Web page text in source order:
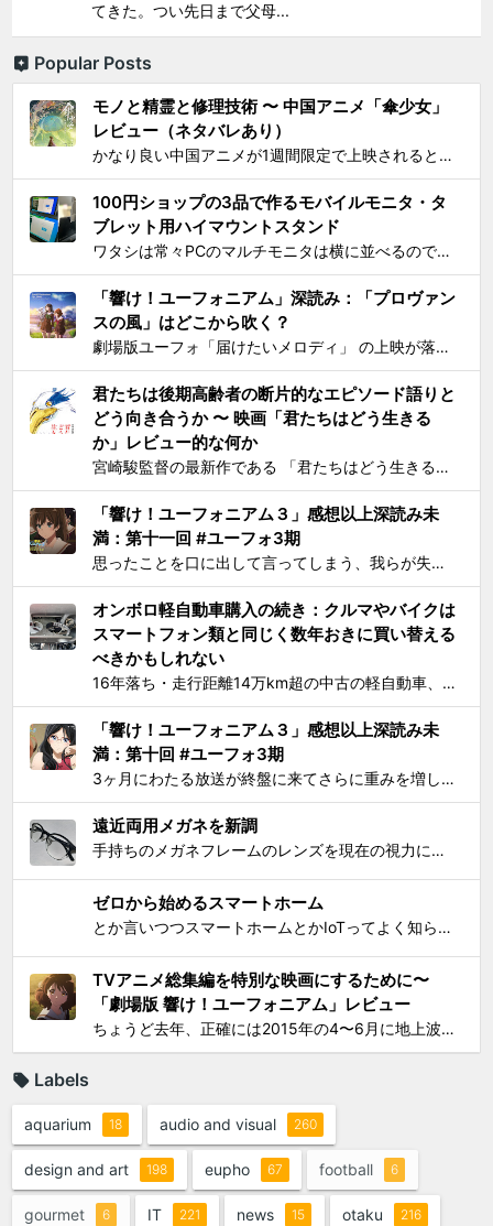
てきた。つい先日まで父母...
Popular Posts
モノと精霊と修理技術 〜 中国アニメ「傘少女」
レビュー（ネタバレあり）
かなり良い中国アニメが1週間限定で上映されるとSNS上で見かけ、それがたまたま通勤圏内の映画館だったし、なにより「 羅小黒戦記 」で食らった衝撃を忘れることはできないので、 映画『傘少女 ー精霊たちの物語ー』 を見てきた。 いかにも中国アニメと思わせるプロローグからタイトルが...
100円ショップの3品で作るモバイルモニタ・タ
ブレット用ハイマウントスタンド
ワタシは常々PCのマルチモニタは横に並べるのではなく縦に積み重ねろと主張してきたわけですが 📺📺 ← こうじゃなくて 📺 ← 📺 ← こう！ ノートPCの画面上部にモバイルモニター・タブレットをこのように配置するスタンドを探しても一長一短なので、100円ショ...
「響け！ユーフォニアム」深読み：「プロヴァン
スの風」はどこから吹く？
劇場版ユーフォ「届けたいメロディ」 の上映が落ち着いてきたので、そろそろ久美子が高校1年生時代の話をするのもおしまいにする頃合いと見て小ネタを投下。 原作小説とは違ってアニメ版では、課題曲：「プロヴァンスの風」、自由曲「三日月の舞」となっているのは皆さんご存知の通り。「...
君たちは後期高齢者の断片的なエピソード語りと
どう向き合うか 〜 映画「君たちはどう生きる
か」レビュー的な何か
宮崎駿監督の最新作である 「君たちはどう生きるか」 を、封切初日のちょうど先週に見た。 個人的には、アニメとしては楽しめたけど物語はつまらないと感じた。エンドクレジットのプロデューサー欄に実の息子である宮崎吾朗氏の名前が載ってて最悪とも思ったりしたのだが、見た直後に呟いたこと...
「響け！ユーフォニアム３」感想以上深読み未
満：第十一回 #ユーフォ3期
思ったことを口に出して言ってしまう、我らが失言王たる黄前久美子がまたもやブチかましてくれました。 「変ですよね、学校の吹奏楽って」 リアルな吹奏楽の世界では一種の禁句めいた話題らしいところまで切り込んでくるあたり、ユーフォ3の覚悟の程が再確認できます。 それはともかく久...
オンボロ軽自動車購入の続き：クルマやバイクは
スマートフォン類と同じく数年おきに買い替える
べきかもしれない
16年落ち・走行距離14万km超の中古の軽自動車、2006年式スズキKeiワークス（HN22S型）の2WD・MT版を買った のが1ヶ月とちょっと前、あれこれと手を加えては都度Twitterに報告していたが、購入当初に予定していたモデファイがだいたい落ち着いたので中間報告と、いじっ...
「響け！ユーフォニアム３」感想以上深読み未
満：第十回 #ユーフォ3期
3ヶ月にわたる放送が終盤に来てさらに重みを増して、それをどう自分なりに消化してテキストとして残せばいいかを考えてたら数週間が経過してました。難関である関西大会を前に北宇治高校吹奏楽部とその部長でひとりのユーフォニアム奏者でもある黄前久美子という人物に「史上最大の危機」が訪れたのが...
遠近両用メガネを新調
手持ちのメガネフレームのレンズを現在の視力に合わせて総入れ替えしてから気になり始めた手元を見るときの違和感が特にこの1年で増したので、思い切って遠近両用メガネを新調した。要するにアラフィフにふさわしく老眼が進んで近くが見えづらくなったので、道具でサポートせねばならなくなったわけで...
ゼロから始めるスマートホーム
とか言いつつスマートホームとかIoTってよく知らんけど、おもしろ電気小物を活用して家電生活をもっとエンジョイしちゃおう！というわけで初歩的なものからIT系ガジェットまで一気に紹介して使い方の提案をしようと思う。 0）アナログ的なもの：リモコンコンセント、タイマーつきコンセント...
TVアニメ総集編を特別な映画にするために〜
「劇場版 響け！ユーフォニアム」レビュー
ちょうど去年、正確には2015年の4〜6月に地上波放映されたTVシリーズアニメ「響け！ユーフォニアム」（以下TV版）に思いっきりハマって遂には舞台となった宇治への「聖地巡礼」まで敢行してしまったのは、このブログでご報告してきた通り。過去のあれこれを知りたい方は以下をどうぞ： ...
Labels
aquarium 18 audio and visual 260
design and art 198 eupho 67 football 6
gourmet 6 IT 221 news 15 otaku 216